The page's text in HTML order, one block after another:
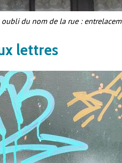
oubli du nom de la rue :
lettres